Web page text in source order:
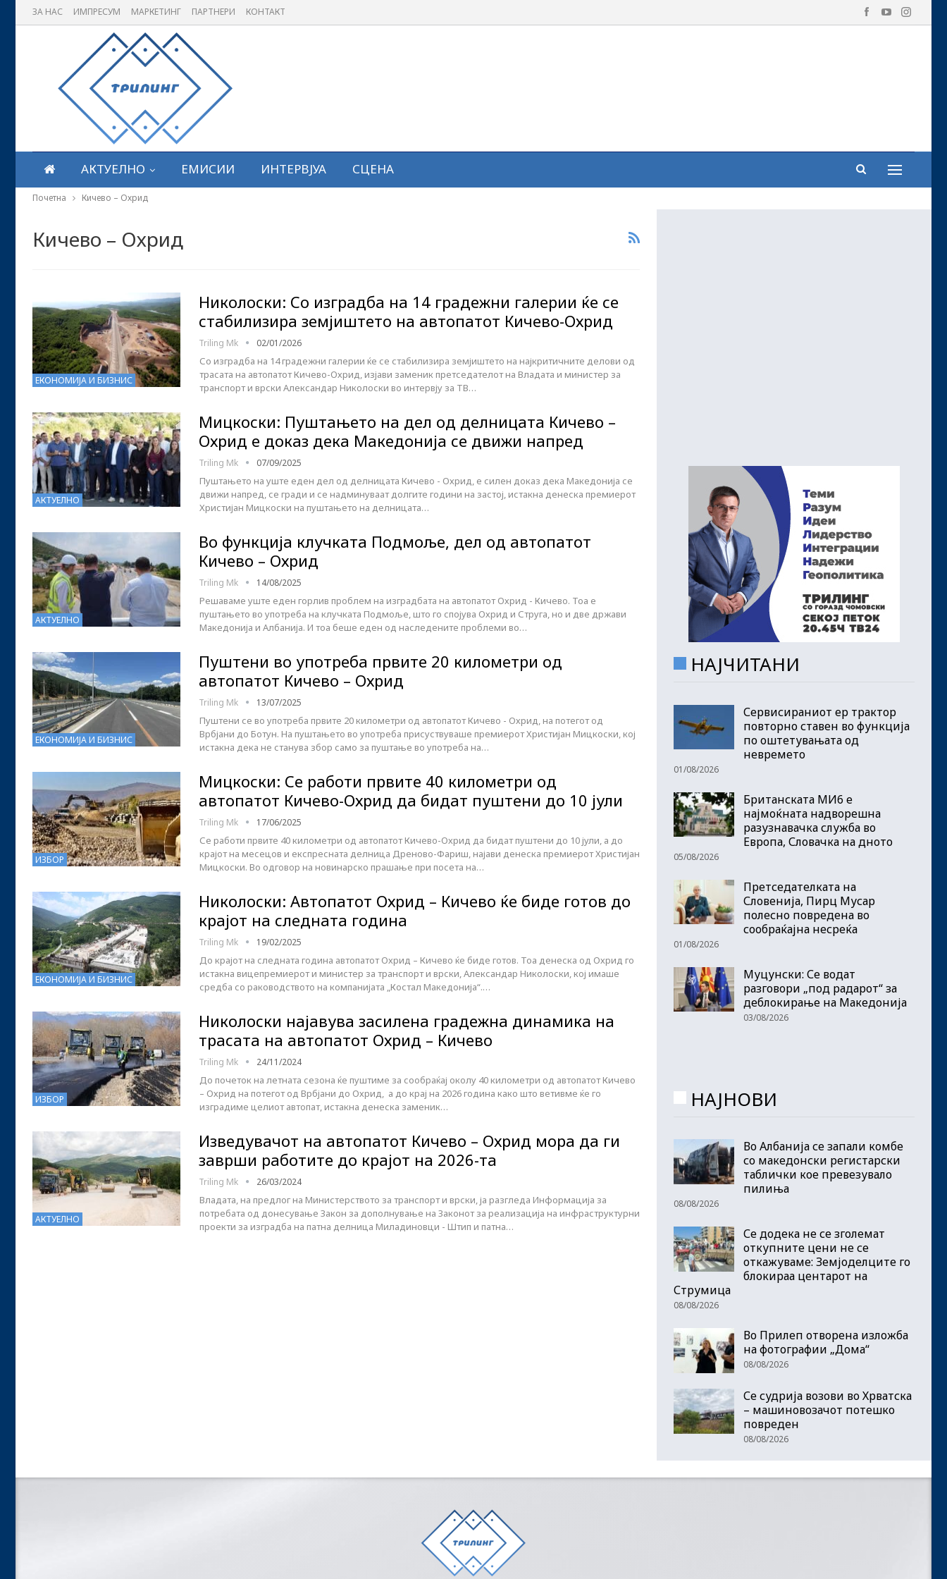
ЗА НАС ИМПРЕСУМ МАРКЕТИНГ ПАРТНЕРИ КОНТАКТ
АКТУЕЛНО ЕМИСИИ ИНТЕРВЈУА СЦЕНА
Почетна Кичево – Охрид
Кичево – Охрид
ЕКОНОМИЈА И БИЗНИС
Николоски: Со изградба на 14 градежни галерии ќе се
стабилизира земјиштето на автопатот Кичево-Охрид
Triling Mk 02/01/2026
Со изградба на 14 градежни галерии ќе се стабилизира земјиштето на најкритичните делови од
трасата на автопатот Кичево-Охрид, изјави заменик претседателот на Владата и министер за
транспорт и врски Александар Николоски во интервју за ТВ…
АКТУЕЛНО
Мицкоски: Пуштањето на дел од делницата Кичево –
Охрид е доказ дека Македонија се движи напред
Triling Mk 07/09/2025
Пуштањето на уште еден дел од делницата Кичево - Охрид, е силен доказ дека Македонија се
движи напред, се гради и се надминуваат долгите години на застој, истакна денеска премиерот
Христијан Мицкоски на пуштањето на делницата…
АКТУЕЛНО
Во функција клучката Подмоље, дел од автопатот
Кичево – Охрид
Triling Mk 14/08/2025
Решаваме уште еден горлив проблем на изградбата на автопатот Охрид - Кичево. Тоа е
пуштањето во употреба на клучката Подмоље, што го спојува Охрид и Струга, но и две држави
Македонија и Албанија. И тоа беше еден од наследените проблеми во…
ЕКОНОМИЈА И БИЗНИС
Пуштени во употреба првите 20 километри од
автопатот Кичево – Охрид
Triling Mk 13/07/2025
Пуштени се во употреба првите 20 километри од автопатот Кичево - Охрид, на потегот од
Врбјани до Ботун. На пуштањето во употреба присуствуваше премиерот Христијан Мицкоски, кој
истакна дека не станува збор само за пуштање во употреба на…
ИЗБОР
Мицкоски: Се работи првите 40 километри од
автопатот Кичево-Охрид да бидат пуштени до 10 јули
Triling Mk 17/06/2025
Се работи првите 40 километри од автопатот Кичево-Охрид да бидат пуштени до 10 јули, а до
крајот на месецов и експресната делница Дреново-Фариш, најави денеска премиерот Христијан
Мицкоски. Во одговор на новинарско прашање при посета на…
ЕКОНОМИЈА И БИЗНИС
Николоски: Автопатот Охрид – Кичево ќе биде готов до
крајот на следната година
Triling Mk 19/02/2025
До крајот на следната година автопатот Охрид – Кичево ќе биде готов. Тоа денеска од Охрид го
истакна вицепремиерот и министер за транспорт и врски, Александар Николоски, кој имаше
средба со раководството на компанијата „Костал Македонија“.…
ИЗБОР
Николоски најавува засилена градежна динамика на
трасата на автопатот Охрид – Кичево
Triling Mk 24/11/2024
До почеток на летната сезона ќе пуштиме за сообраќај околу 40 километри од автопатот Кичево
– Охрид на потегот од Врбјани до Охрид, а до крај на 2026 година како што ветивме ќе го
изградиме целиот автопат, истакна денеска заменик…
АКТУЕЛНО
Изведувачот на автопатот Кичево – Охрид мора да ги
заврши работите до крајот на 2026-та
Triling Mk 26/03/2024
Владата, на предлог на Министерството за транспорт и врски, ја разгледа Информација за
потребата од донесување Закон за дополнување на Законот за реализација на инфраструктурни
проекти за изградба на патна делница Миладиновци - Штип и патна…
НАЈЧИТАНИ
Сервисираниот ер трактор
повторно ставен во функција
по оштетувањата од
невремето
01/08/2026
Британската МИ6 е
најмоќната надворешна
разузнавачка служба во
Европа, Словачка на дното
05/08/2026
Претседателката на
Словенија, Пирц Мусар
полесно повредена во
сообраќајна несреќа
01/08/2026
Муцунски: Се водат
разговори „под радарот“ за
деблокирање на Македонија
03/08/2026
НАЈНОВИ
Во Албанија се запали комбе
со македонски регистарски
таблички кое превезувало
пилиња
08/08/2026
Се додека не се зголемат
откупните цени не се
откажуваме: Земјоделците го
блокираа центарот на
Струмица
08/08/2026
Во Прилеп отворена изложба
на фотографии „Дома“
08/08/2026
Се судрија возови во Хрватска
– машиновозачот потешко
повреден
08/08/2026